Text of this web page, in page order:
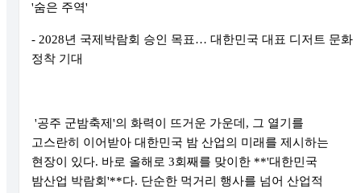
'숨은 주역'
- 2028년 국제박람회 승인 목표… 대한민국 대표 디저트 문화
정착 기대
'공주 군밤축제'의 화력이 뜨거운 가운데, 그 열기를
고스란히 이어받아 대한민국 밤 산업의 미래를 제시하는
현장이 있다. 바로 올해로 3회째를 맞이한 **'대한민국
밤산업 박람회'**다. 단순한 먹거리 행사를 넘어 산업적